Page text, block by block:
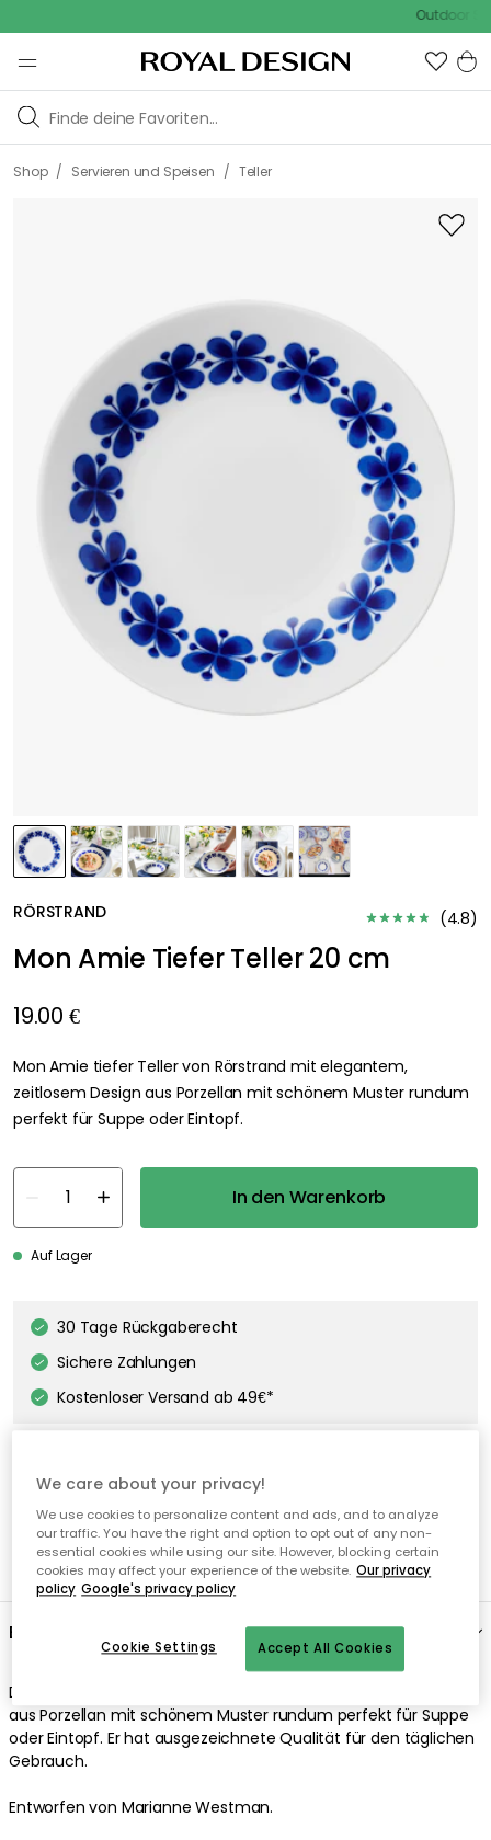
Outdoor Sale -
Shop / Servieren und Speisen / Teller
RÖRSTRAND (4.8)
Mon Amie Tiefer Teller 20 cm
19.00 €
Mon Amie tiefer Teller von Rörstrand mit elegantem,
zeitlosem Design aus Porzellan mit schönem Muster rundum
perfekt für Suppe oder Eintopf.
In den Warenkorb
Auf Lager
30 Tage Rückgaberecht
Sichere Zahlungen
Kostenloser Versand ab 49€*
Beschreibung
Der tiefer Teller von Rörstrand hat elegantes, zeitloses Design
aus Porzellan mit schönem Muster rundum perfekt für Suppe
oder Eintopf. Er hat ausgezeichnete Qualität für den täglichen
Gebrauch.
Entworfen von Marianne Westman.
We care about your privacy!
We use cookies to personalize content and ads, and to analyze
our traffic. You have the right and option to opt out of any non-
essential cookies while using our site. However, blocking certain
cookies may affect your experience of the website. Our privacy
policy Google's privacy policy
Accept All Cookies
Cookie Settings